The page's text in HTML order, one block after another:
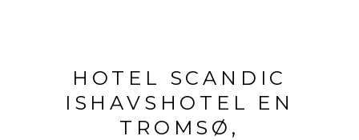
HOTEL SCANDIC
ISHAVSHOTEL EN
TROMSØ,